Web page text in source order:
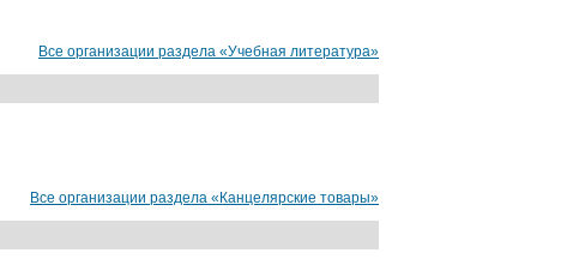
Все организации раздела «Учебная литература»
Все организации раздела «Канцелярские товары»
Интернет-магазин
от 9000 руб.